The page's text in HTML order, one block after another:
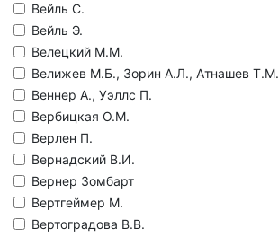
Вейль С.
Вейль Э.
Велецкий М.М.
Велижев М.Б., Зорин А.Л., Атнашев Т.М.
Веннер А., Уэллс П.
Вербицкая О.М.
Верлен П.
Вернадский В.И.
Вернер Зомбарт
Вертгеймер М.
Вертоградова В.В.